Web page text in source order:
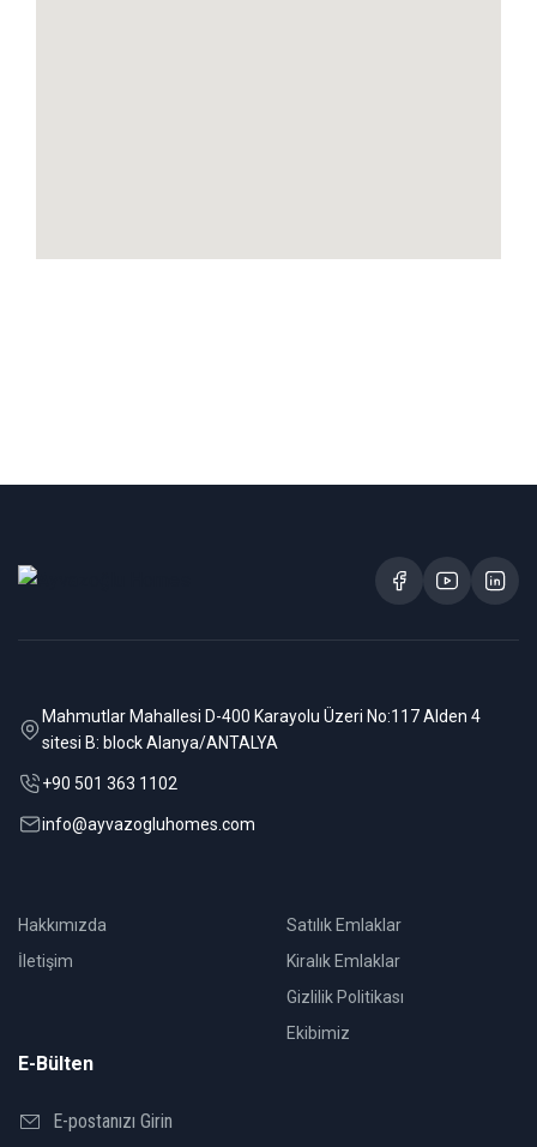
Mahmutlar Mahallesi D-400 Karayolu Üzeri No:117 Alden 4
sitesi B: block Alanya/ANTALYA
+90 501 363 1102
info@ayvazogluhomes.com
Hakkımızda
İletişim
Satılık Emlaklar
Kiralık Emlaklar
Gizlilik Politikası
Ekibimiz
E-Bülten